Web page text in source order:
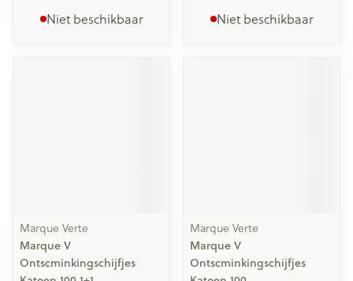
Niet beschikbaar Niet beschikbaar
Marque Verte
Marque V
Ontscminkingschijfjes
Marque Verte
Marque V
Ontscminkingschijfjes